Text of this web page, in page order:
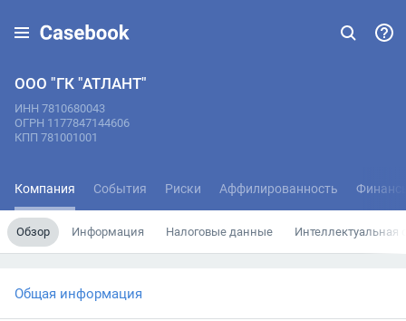
ООО "ГК "АТЛАНТ"
ИНН 7810680043
ОГРН 1177847144606
КПП 781001001
Компания События Риски Аффилированность
Обзор Информация Налоговые данные Интеллектуальная
Общая информация